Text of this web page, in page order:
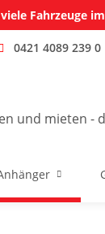
Fahrzeuge
0421 4089 239 0